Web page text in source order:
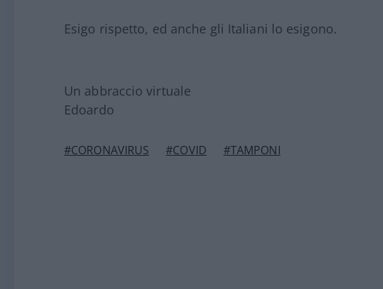
Esigo rispetto, ed anche gli Italiani lo esigono.
Un abbraccio virtuale
Edoardo
#CORONAVIRUS #COVID #TAMPONI